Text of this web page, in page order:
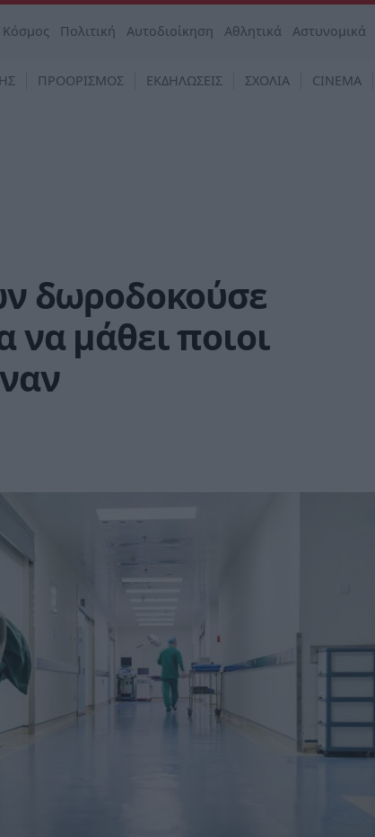
Κόσμος Πολιτική Αυτοδιοίκηση Αθλητικά Αστυνομικά
ΠΡΟΟΡΙΣΜΟΣ ΕΚΔΗΛΩΣΕΙΣ ΣΧΟΛΙΑ CINEMA
δωροδοκούσε
να μάθει ποιοι